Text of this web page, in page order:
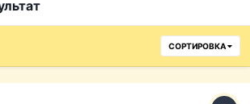
СОРТИРОВКА